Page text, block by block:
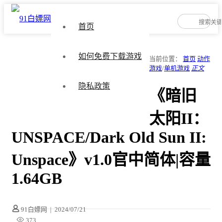
首页
如何免费下载游戏
隐私政策
当前位置： 首页 动作
游戏/单机游戏 正文
《暗旧
太阳II：
UNSPACE/Dark Old Sun II:
Unspace》v1.0官中简体|容量
1.64GB
91白嫖网 | 2024/07/21
373